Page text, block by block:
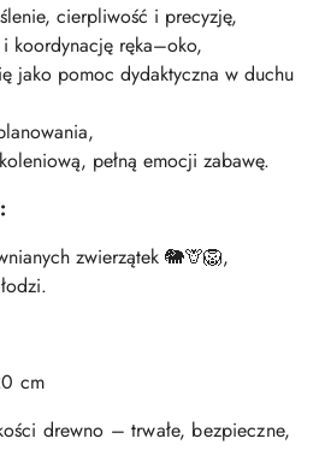
cierpliwość i precyzję,
koordynację ręka–oko,
jako pomoc dydaktyczna w duchu
pełną emocji zabawę.
zwierzątek 🐘🦒🦁,
cm
drewno – trwałe, bezpieczne,